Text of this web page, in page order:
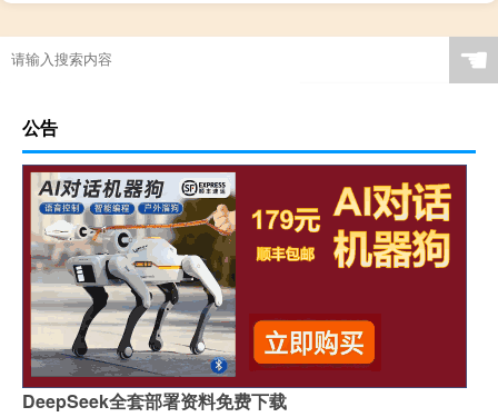
☚
公告
DeepSeek全套部署资料免费下载